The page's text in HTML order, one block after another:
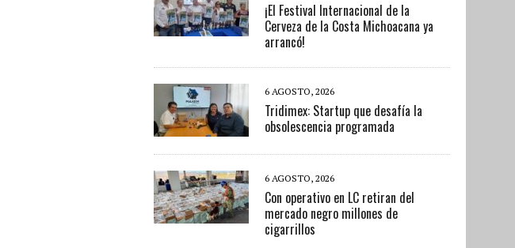
¡El Festival Internacional de la
Cerveza de la Costa Michoacana ya
arrancó!
6 AGOSTO, 2026
Tridimex: Startup que desafía la
obsolescencia programada
6 AGOSTO, 2026
Con operativo en LC retiran del
mercado negro millones de
cigarrillos